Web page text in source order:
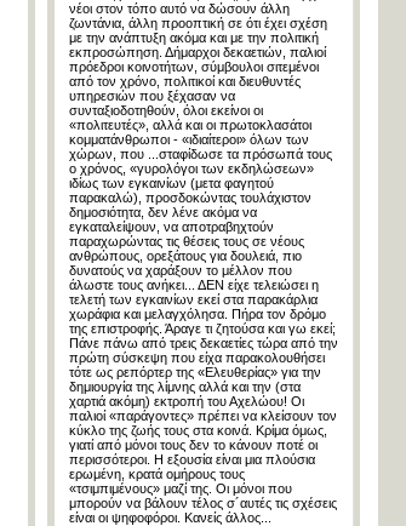
νέοι στον τόπο αυτό να δώσουν άλλη
ζωντάνια, άλλη προοπτική σε ότι έχει σχέση
με την ανάπτυξη ακόμα και με την πολιτική
εκπροσώπηση. Δήμαρχοι δεκαετιών, παλιοί
πρόεδροι κοινοτήτων, σύμβουλοι σιτεμένοι
από τον χρόνο, πολιτικοί και διευθυντές
υπηρεσιών που ξέχασαν να
συνταξιοδοτηθούν, όλοι εκείνοι οι
«πολιτευτές», αλλά και οι πρωτοκλασάτοι
κομματάνθρωποι - «ιδιαίτεροι» όλων των
χώρων, που ...σταφίδωσε τα πρόσωπά τους
ο χρόνος, «γυρολόγοι των εκδηλώσεων»
ιδίως των εγκαινίων (μετα φαγητού
παρακαλώ), προσδοκώντας τουλάχιστον
δημοσιότητα, δεν λένε ακόμα να
εγκαταλείψουν, να αποτραβηχτούν
παραχωρώντας τις θέσεις τους σε νέους
ανθρώπους, ορεξάτους για δουλειά, πιο
δυνατούς να χαράξουν το μέλλον που
άλωστε τους ανήκει... ΔΕΝ είχε τελειώσει η
τελετή των εγκαινίων εκεί στα παρακάρλια
χωράφια και μελαγχόλησα. Πήρα τον δρόμο
της επιστροφής. Άραγε τι ζητούσα και γω εκεί;
Πάνε πάνω από τρεις δεκαετίες τώρα από την
πρώτη σύσκεψη που είχα παρακολουθήσει
τότε ως ρεπόρτερ της «Ελευθερίας» για την
δημιουργία της λίμνης αλλά και την (στα
χαρτιά ακόμη) εκτροπή του Αχελώου! Οι
παλιοί «παράγοντες» πρέπει να κλείσουν τον
κύκλο της ζωής τους στα κοινά. Κρίμα όμως,
γιατί από μόνοι τους δεν το κάνουν ποτέ οι
περισσότεροι. Η εξουσία είναι μια πλούσια
ερωμένη, κρατά ομήρους τους
«τσιμπιμένους» μαζί της. Οι μόνοι που
μπορούν να βάλουν τέλος σ´αυτές τις σχέσεις
είναι οι ψηφοφόροι. Κανείς άλλος...